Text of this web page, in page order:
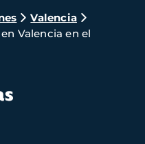
Valencia
Valencia en el